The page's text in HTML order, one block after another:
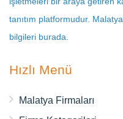
tanıtım platformudur.
bilgileri burada.
Hızlı Menü
Malatya Firmaları